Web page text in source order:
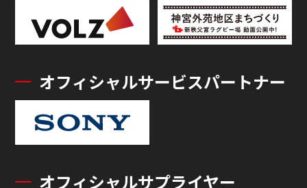
オフィシャルサービスパートナー
オフィシャルサプライヤー